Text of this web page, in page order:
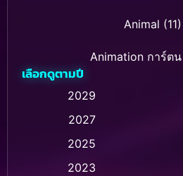
Animal (11)
Animation การ์ตูน
Animation การ์ตูน
Animation การ์ตูน
เลือกดูตามปี
2029
2027
2025
2023